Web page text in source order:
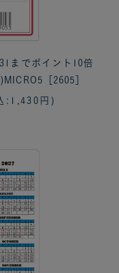
までポイント10倍
［2605］
:1,430円)